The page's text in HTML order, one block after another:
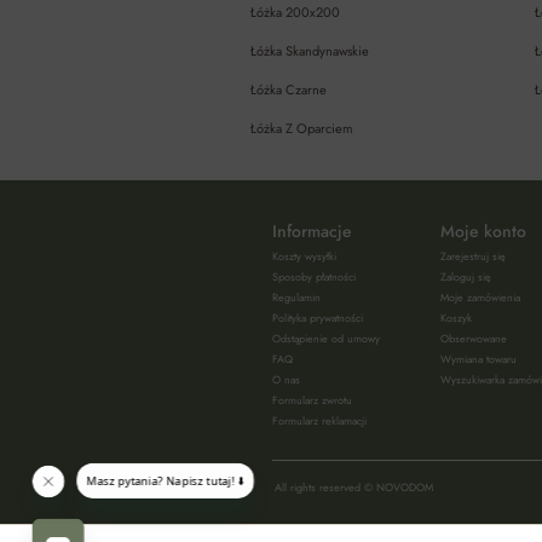
Łóżka 200x200
Łóżka Skandynawskie
Łóżka Czarne
Łóżka Z Oparciem
Informacje
Koszty wysyłki
Sposoby płatności
Regulamin
Polityka prywatności
Odstąpienie od umowy
FAQ
O nas
Formularz zwrotu
Formularz reklamacji
Moje konto
Zarejestruj się
Zaloguj się
Moje zamówienia
Koszyk
Obserwowane
Wymiana towaru
Wyszukiwarka
All rights reserved © NOVODOM